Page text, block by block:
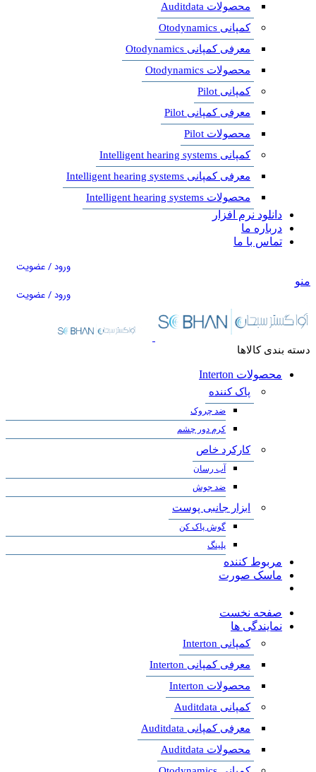
محصولات Auditdata
کمپانی Otodynamics
معرفی کمپانی Otodynamics
محصولات Otodynamics
کمپانی Pilot
معرفی کمپانی Pilot
محصولات Pilot
کمپانی Intelligent hearing systems
معرفی کمپانی Intelligent hearing systems
محصولات Intelligent hearing systems
دانلود نرم افزار
درباره ما
تماس با ما
ورود / عضویت
منو
ورود / عضویت
دسته بندی کالاها
محصولات Interton
پاک کننده
ضد چروک
کرم دور چشم
کارکرد خاص
آب رسان
ضد جوش
ابزار جانبی پوست
گوش پاک کن
پلینگ
مربوط کننده
ماسک صورت
صفحه نخست
نمایندگی ها
کمپانی Interton
معرفی کمپانی Interton
محصولات Interton
کمپانی Auditdata
معرفی کمپانی Auditdata
محصولات Auditdata